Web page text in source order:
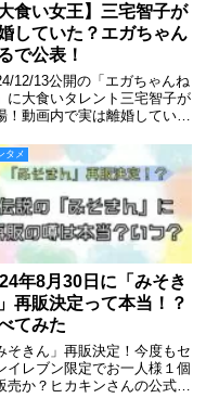
大食い女王】三宅智子が
していた？エガちゃん
で公表！
12/13公開の「エガちゃんね
に大食いタレント三宅智子が
！動画内で実は離婚していた
た。
タメ
年8月30日に「みそき
再販決定って本当！？
てみた
そきん」再販決定！今度もセ
イレブン限定でお一人様１個
売か？ヒカキンさんの公式X